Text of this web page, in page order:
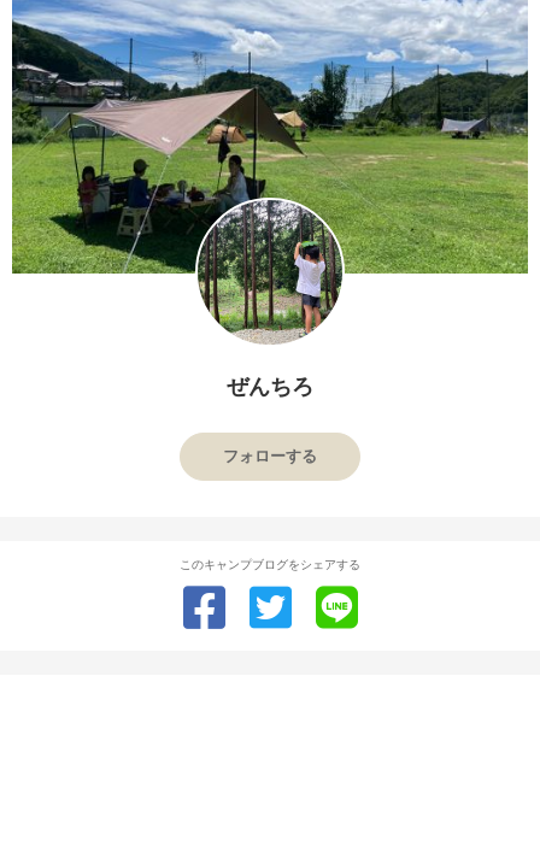
ぜんちろ
フォローする
このキャンプブログをシェアする